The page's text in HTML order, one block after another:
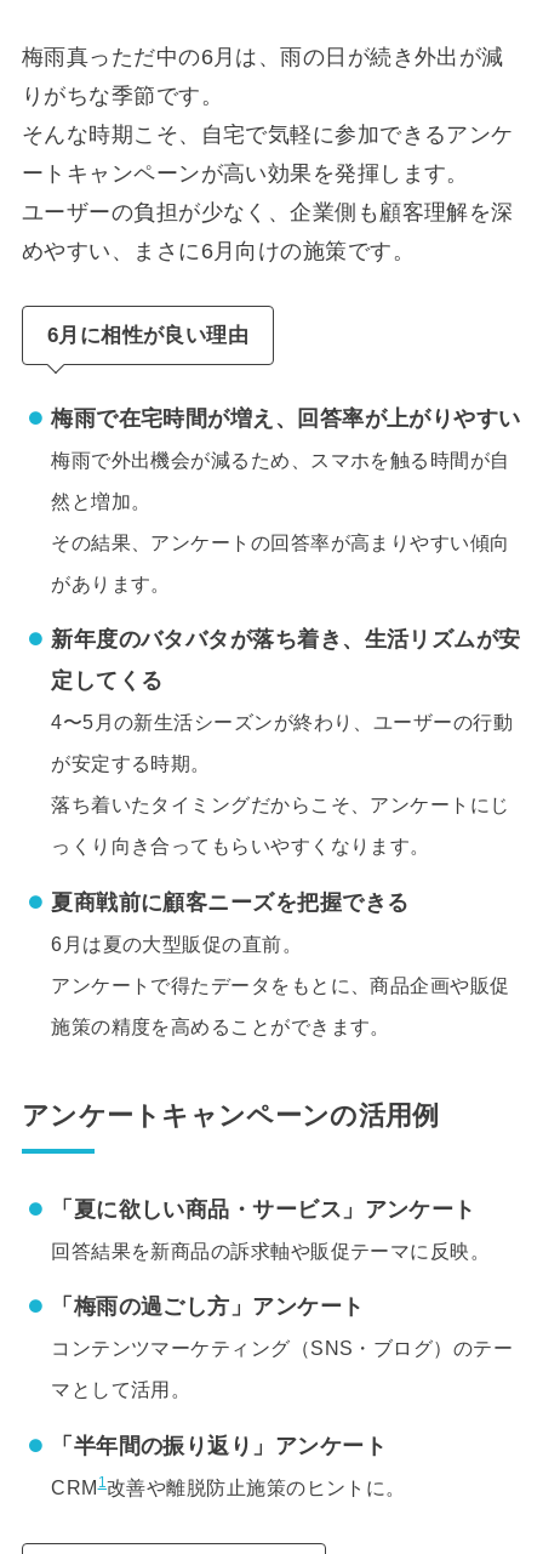
梅雨真っただ中の6月は、雨の日が続き外出が減
りがちな季節です。
そんな時期こそ、自宅で気軽に参加できるアンケ
ートキャンペーンが高い効果を発揮します。
ユーザーの負担が少なく、企業側も顧客理解を深
めやすい、まさに6月向けの施策です。
6月に相性が良い理由
梅雨で在宅時間が増え、回答率が上がりやすい
梅雨で外出機会が減るため、スマホを触る時間が自
然と増加。
その結果、アンケートの回答率が高まりやすい傾向
があります。
新年度のバタバタが落ち着き、生活リズムが安
定してくる
4〜5月の新生活シーズンが終わり、ユーザーの行動
が安定する時期。
落ち着いたタイミングだからこそ、アンケートにじ
っくり向き合ってもらいやすくなります。
夏商戦前に顧客ニーズを把握できる
6月は夏の大型販促の直前。
アンケートで得たデータをもとに、商品企画や販促
施策の精度を高めることができます。
アンケートキャンペーンの活用例
「夏に欲しい商品・サービス」アンケート
回答結果を新商品の訴求軸や販促テーマに反映。
「梅雨の過ごし方」アンケート
コンテンツマーケティング（SNS・ブログ）のテー
マとして活用。
「半年間の振り返り」アンケート
CRM1改善や離脱防止施策のヒントに。